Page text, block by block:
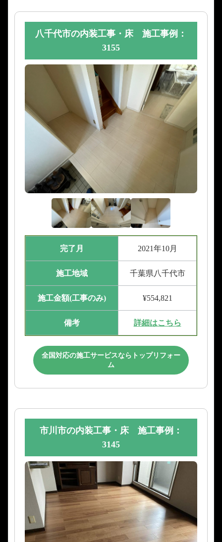
八千代市の内装工事・床 施工事例：
3155
完了月 2021年10月
施工地域 千葉県八千代市
施工金額(工事のみ) ¥554,821
備考 詳細はこちら
全国対応の施工サービスならトップリフォー
ム
市川市の内装工事・床 施工事例：
3145